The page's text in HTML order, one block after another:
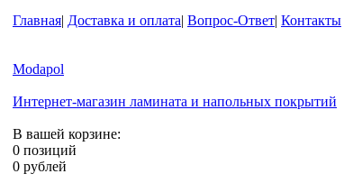
Главная| Доставка и оплата| Вопрос-Ответ| Контакты
Modapol
Интернет-магазин ламината и напольных покрытий
В вашей корзине:
0 позиций
0 рублей